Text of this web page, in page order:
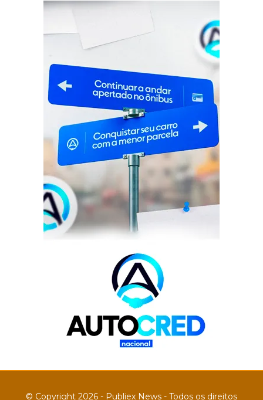
© Copyright 2026 - Publiex News - Todos os direitos